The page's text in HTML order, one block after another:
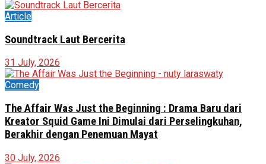
Article
Soundtrack Laut Bercerita
31 July, 2026
Comedy
The Affair Was Just the Beginning : Drama Baru dari
Kreator Squid Game Ini Dimulai dari Perselingkuhan,
Berakhir dengan Penemuan Mayat
30 July, 2026